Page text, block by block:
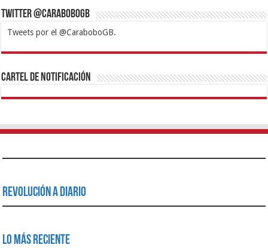
Twitter @CaraboboGB
Tweets por el @CaraboboGB.
1xbetBetturkeyBetistKralbetSupertotobetTipobetMatadorbetMariobet
https://mvbcasino.com/
Cartel de Notificación
Revolución a Diario
Lo Más Reciente